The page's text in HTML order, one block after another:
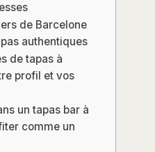
de Barcelone
authentiques
de tapas à
profil et vos
un tapas bar à
comme un